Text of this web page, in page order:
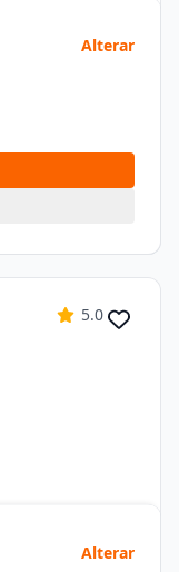
Alterar
5.0
Alterar